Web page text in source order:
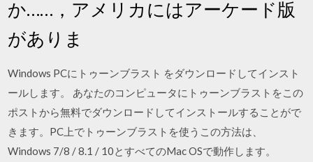
か……，アメリカにはアーケード版
がありま
Windows PCにトゥーンブラスト をダウンロードしてインスト
ールします。 あなたのコンピュータにトゥーンブラストをこの
ポストから無料でダウンロードしてインストールすることがで
きます。PC上でトゥーンブラストを使うこの方法は、
Windows 7/8 / 8.1 / 10とすべてのMac OSで動作します。